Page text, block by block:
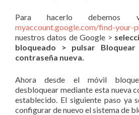
Para hacerlo
myaccount.google.com/find-your-
nuestros datos de Google >
bloqueado > pulsar
contraseña nueva.
Ahora desde el móvil
desbloquear mediante esta nueva
establecido. El siguiente paso ya
configurar de nuevo el sistema de